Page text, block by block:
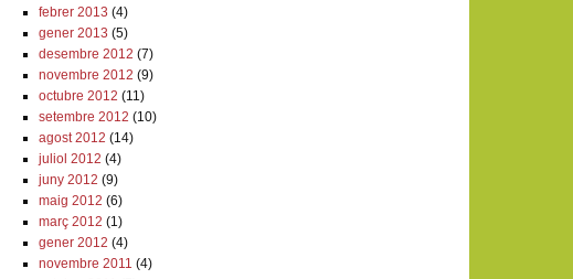
febrer 2013 (4)
gener 2013 (5)
desembre 2012 (7)
novembre 2012 (9)
octubre 2012 (11)
setembre 2012 (10)
agost 2012 (14)
juliol 2012 (4)
juny 2012 (9)
maig 2012 (6)
març 2012 (1)
gener 2012 (4)
novembre 2011 (4)